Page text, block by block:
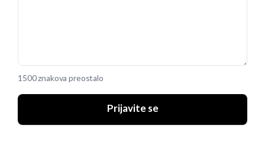
1500 znakova preostalo
Prijavite se